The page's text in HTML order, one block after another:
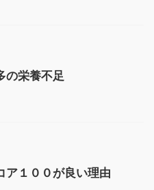
の栄養不足
ア１００が良い理由